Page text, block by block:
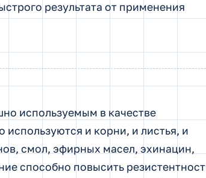
результата от применения
используемым в качестве
и корни, и листья, и
смол, эфирных масел, эхинацин,
способно повысить